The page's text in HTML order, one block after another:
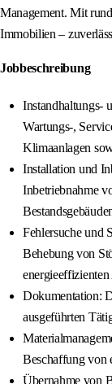
Management. Mit
Immobilien –
Jobbeschreibung
Instandhaltungs-
Wartungs-,
Klimaanlagen
Installation und
Inbetriebnahme
Fehlersuche und
Behebung von
Dokumentation:
ausgeführten
Beschaffung von
Übernahme von